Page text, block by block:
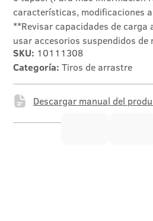
características, modificaciones
**Revisar capacidades de carga
usar accesorios suspendidos de
SKU: 10111308
Categoría: Tiros de arrastre
Descargar manual del